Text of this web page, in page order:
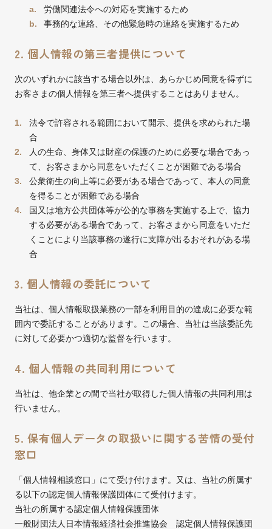
労働関連法令への対応を実施するため
事務的な連絡、その他緊急時の連絡を実施するため
2. 個人情報の第三者提供について
次のいずれかに該当する場合以外は、あらかじめ同意を得ずに
お客さまの個人情報を第三者へ提供することはありません。
法令で許容される範囲において開示、提供を求められた場
合
人の生命、身体又は財産の保護のために必要な場合であっ
て、お客さまから同意をいただくことが困難である場合
公衆衛生の向上等に必要がある場合であって、本人の同意
を得ることが困難である場合
国又は地方公共団体等が公的な事務を実施する上で、協力
する必要がある場合であって、お客さまから同意をいただ
くことにより当該事務の遂行に支障が出るおそれがある場
合
3. 個人情報の委託について
当社は、個人情報取扱業務の一部を利用目的の達成に必要な範
囲内で委託することがあります。この場合、当社は当該委託先
に対して必要かつ適切な監督を行います。
4. 個人情報の共同利用について
当社は、他企業との間で当社が取得した個人情報の共同利用は
行いません。
5. 保有個人データの取扱いに関する苦情の受付
窓口
「個人情報相談窓口」にて受け付けます。又は、当社の所属す
る以下の認定個人情報保護団体にて受付けます。
当社の所属する認定個人情報保護団体
一般財団法人日本情報経済社会推進協会 認定個人情報保護団